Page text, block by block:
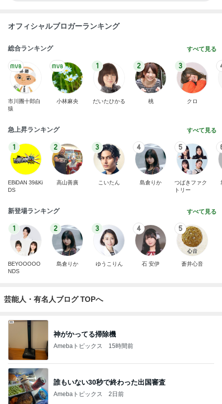
オフィシャルブロガーランキング
総合ランキング すべて見る
市川團十郎白
猿
小林麻央
1
だいたひかる
2
桃
3
クロ
急上昇ランキング すべて見る
1
EBiDAN 39&Ki
DS
2
高山善廣
3
こいたん
4
島倉りか
5
つばきファク
トリー
新登場ランキング すべて見る
1
BEYOOOOO
NDS
2
島倉りか
3
ゆうこりん
4
石 安伊
5
蒼井心音
芸能人・有名人ブログ TOPへ
神がかってる掃除機
Amebaトピックス 15時間前
誰もいない30秒で終わった出国審査
Amebaトピックス 2日前